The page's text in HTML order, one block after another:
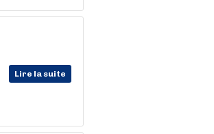
Lire la suite